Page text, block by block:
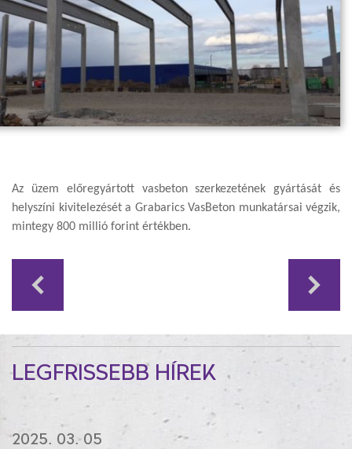
Az üzem előregyártott vasbeton szerkezetének gyártását és
helyszíni kivitelezését a Grabarics VasBeton munkatársai végzik,
mintegy 800 millió forint értékben.
LEGFRISSEBB HÍREK
2025. 03. 05